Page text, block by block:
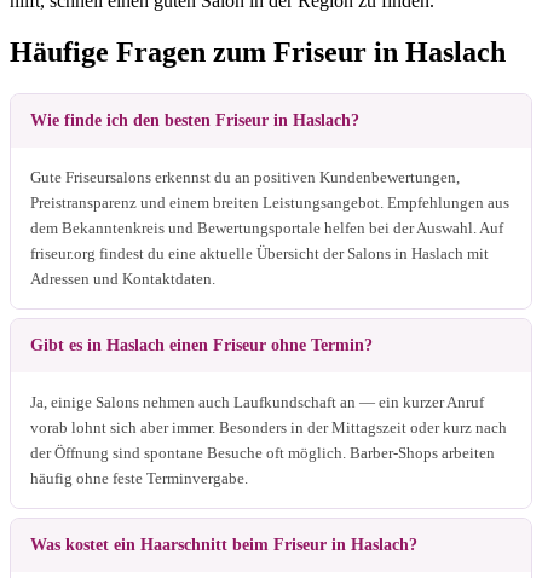
Häufige Fragen zum Friseur in Haslach
Wie finde ich den besten Friseur in Haslach?
Gute Friseursalons erkennst du an positiven Kundenbewertungen,
Preistransparenz und einem breiten Leistungsangebot. Empfehlungen aus
dem Bekanntenkreis und Bewertungsportale helfen bei der Auswahl. Auf
friseur.org findest du eine aktuelle Übersicht der Salons in Haslach mit
Adressen und Kontaktdaten.
Gibt es in Haslach einen Friseur ohne Termin?
Ja, einige Salons nehmen auch Laufkundschaft an — ein kurzer Anruf
vorab lohnt sich aber immer. Besonders in der Mittagszeit oder kurz nach
der Öffnung sind spontane Besuche oft möglich. Barber-Shops arbeiten
häufig ohne feste Terminvergabe.
Was kostet ein Haarschnitt beim Friseur in Haslach?